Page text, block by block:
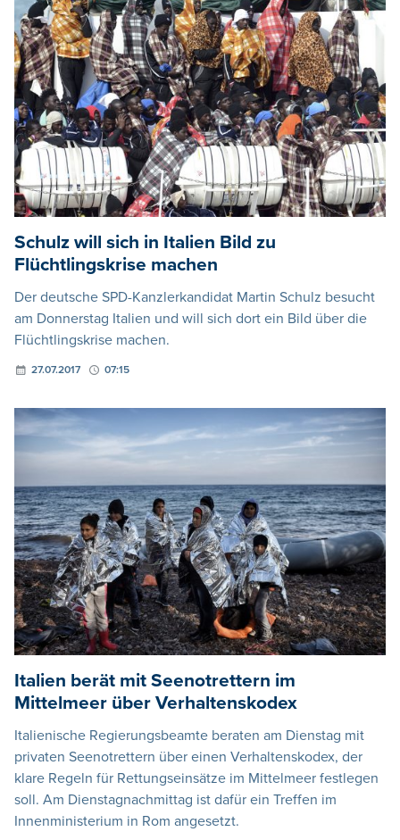
Schulz will sich in Italien Bild zu
Flüchtlingskrise machen
Der deutsche SPD-Kanzlerkandidat Martin Schulz besucht
am Donnerstag Italien und will sich dort ein Bild über die
Flüchtlingskrise machen.
27.07.2017 07:15
Italien berät mit Seenotrettern im
Mittelmeer über Verhaltenskodex
Italienische Regierungsbeamte beraten am Dienstag mit
privaten Seenotrettern über einen Verhaltenskodex, der
klare Regeln für Rettungseinsätze im Mittelmeer festlegen
soll. Am Dienstagnachmittag ist dafür ein Treffen im
Innenministerium in Rom angesetzt.